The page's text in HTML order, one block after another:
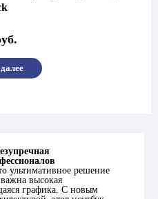
ультимативное решение
высокая
графика. С новым